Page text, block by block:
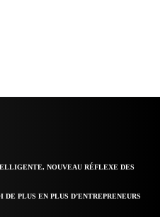
NOUVEAU RÉFLEXE DES
PLUS EN PLUS D’ENTREPRENEURS